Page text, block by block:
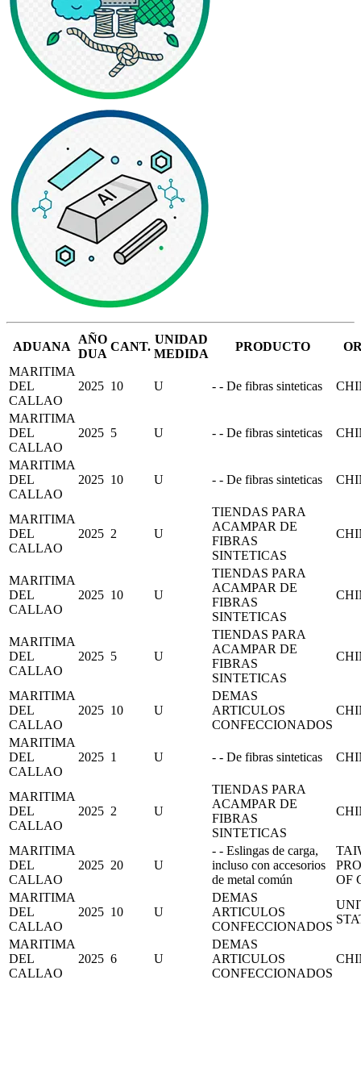
ADUANA
AÑO
DUA
CANT.
UNIDAD
MEDIDA
PRODUCTO
MARITIMA
DEL
CALLAO
2025 10 U - - De fibras sinteticas
MARITIMA
DEL
CALLAO
2025 5 U - - De fibras sinteticas
MARITIMA
DEL
CALLAO
2025 10 U - - De fibras sinteticas
MARITIMA
DEL
CALLAO
2025 2 U
TIENDAS PARA
ACAMPAR DE
FIBRAS
SINTETICAS
MARITIMA
DEL
CALLAO
2025 10 U
TIENDAS PARA
ACAMPAR DE
FIBRAS
SINTETICAS
MARITIMA
DEL
CALLAO
2025 5 U
TIENDAS PARA
ACAMPAR DE
FIBRAS
SINTETICAS
MARITIMA
DEL
CALLAO
2025 10 U
DEMAS
ARTICULOS
CONFECCIONADOS
MARITIMA
DEL
CALLAO
2025 1 U - - De fibras sinteticas
MARITIMA
DEL
CALLAO
2025 2 U
TIENDAS PARA
ACAMPAR DE
FIBRAS
SINTETICAS
MARITIMA
DEL
CALLAO
2025 20 U
- - Eslingas de carga,
incluso con accesorios
de metal común
OF
MARITIMA
DEL
CALLAO
2025 10 U
DEMAS
ARTICULOS
CONFECCIONADOS
MARITIMA
DEL
CALLAO
2025 6 U
DEMAS
ARTICULOS
CONFECCIONADOS